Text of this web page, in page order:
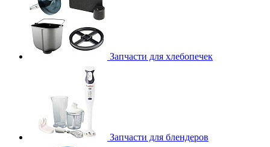
Запчасти для хлебопечек
Запчасти для блендеров